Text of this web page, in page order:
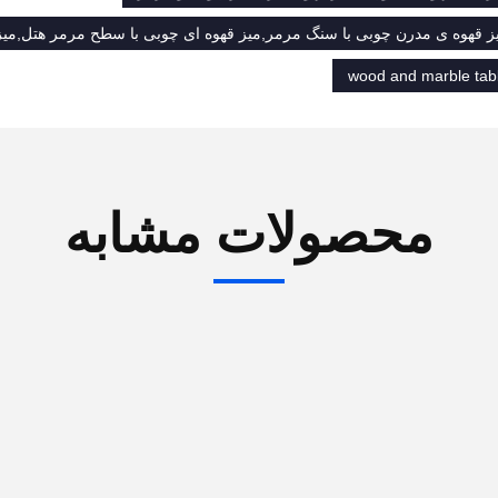
قهوه ی مدرن چوبی با سنگ مرمر,میز قهوه ای چوبی با سطح مرمر
wood and marble
محصولات مشابه